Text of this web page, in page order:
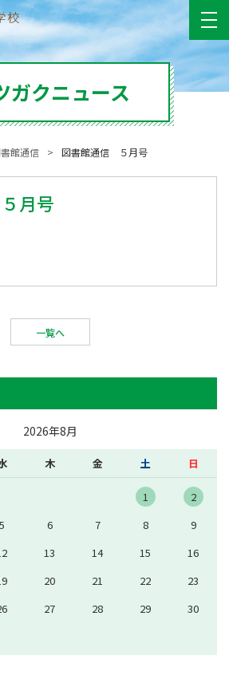
ガクニュース
館通信 図書館通信 ５月号
月号
一覧へ
2026年8月
木 金 土 日
1
2
5 6 7 8
9
13 14 15
16
20 21 22
23
27 28 29
30